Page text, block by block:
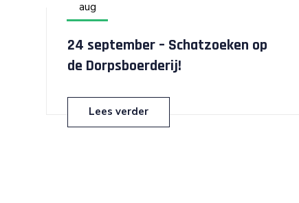
aug
24 september – Schatzoeken op
de Dorpsboerderij!
Lees verder